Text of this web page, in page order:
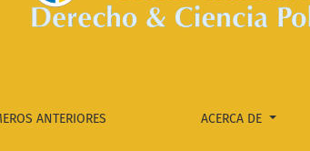
ANTERIORES ACERCA DE